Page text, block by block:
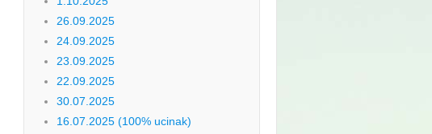
26.09.2025
24.09.2025
23.09.2025
22.09.2025
30.07.2025
16.07.2025 (100% ucinak)